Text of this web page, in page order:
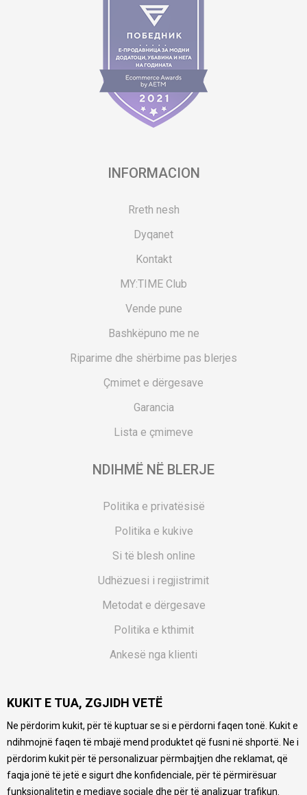
INFORMACION
Rreth nesh
Dyqanet
Kontakt
MY:TIME Club
Vende pune
Bashkëpuno me ne
Riparime dhe shërbime pas blerjes
Çmimet e dërgesave
Garancia
Lista e çmimeve
NDIHMË NË BLERJE
Politika e privatësisë
Politika e kukive
Si të blesh online
Udhëzuesi i regjistrimit
Metodat e dërgesave
Politika e kthimit
Ankesë nga klienti
Pyetjet më të shpeshta
Ne bëjmë çmos që të ofrojmë një përshkrim sa më të saktë
të produkteve tona, ofrojmë edhe foto e çmimin, por nuk
mund të garantojmë që informacioni është i plotë e pa
gabime. Të gjitha produktet janë pjesë e portfolios sonë, por
kjo nuk do të thotë se janë në gjendje në çdo çast.
KUKIT E TUA, ZGJIDH VETË
Ne përdorim kukit, për të kuptuar se si e përdorni faqen tonë. Kukit e
ndihmojnë faqen të mbajë mend produktet që fusni në shportë. Ne i
përdorim kukit për të personalizuar përmbajtjen dhe reklamat, që
faqja jonë të jetë e sigurt dhe konfidenciale, për të përmirësuar
funksionalitetin e mediave sociale dhe për të analizuar trafikun.